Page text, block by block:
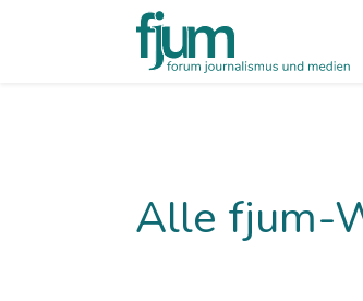
Alle fjum-